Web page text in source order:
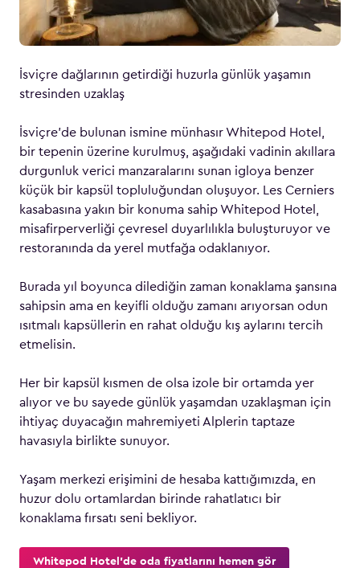
İsviçre dağlarının getirdiği huzurla günlük yaşamın
stresinden uzaklaş
İsviçre’de bulunan ismine münhasır Whitepod Hotel,
bir tepenin üzerine kurulmuş, aşağıdaki vadinin akıllara
durgunluk verici manzaralarını sunan igloya benzer
küçük bir kapsül topluluğundan oluşuyor. Les Cerniers
kasabasına yakın bir konuma sahip Whitepod Hotel,
misafirperverliği çevresel duyarlılıkla buluşturuyor ve
restoranında da yerel mutfağa odaklanıyor.
Burada yıl boyunca dilediğin zaman konaklama şansına
sahipsin ama en keyifli olduğu zamanı arıyorsan odun
ısıtmalı kapsüllerin en rahat olduğu kış aylarını tercih
etmelisin.
Her bir kapsül kısmen de olsa izole bir ortamda yer
alıyor ve bu sayede günlük yaşamdan uzaklaşman için
ihtiyaç duyacağın mahremiyeti Alplerin taptaze
havasıyla birlikte sunuyor.
Yaşam merkezi erişimini de hesaba kattığımızda, en
huzur dolu ortamlardan birinde rahatlatıcı bir
konaklama fırsatı seni bekliyor.
Whitepod Hotel’de oda fiyatlarını hemen gör